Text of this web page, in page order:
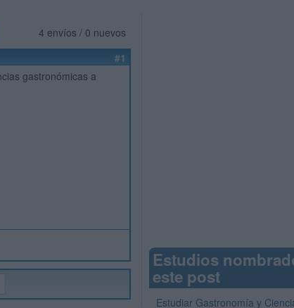
4 envíos / 0 nuevos
#1
gastronómicas a
Estudios
este post
Estudiar Gastronomía y